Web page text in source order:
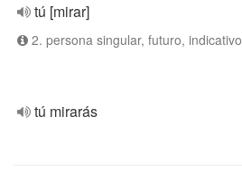
tú [mirar]
2. persona singular, futuro, indicativo
tú mirarás